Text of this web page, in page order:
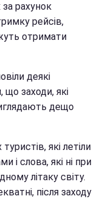
за рахунок
рейсів,
отримати
деякі
що заходи, які
дещо
які летіли
і слова, які ні при
літаку світу.
після заходу